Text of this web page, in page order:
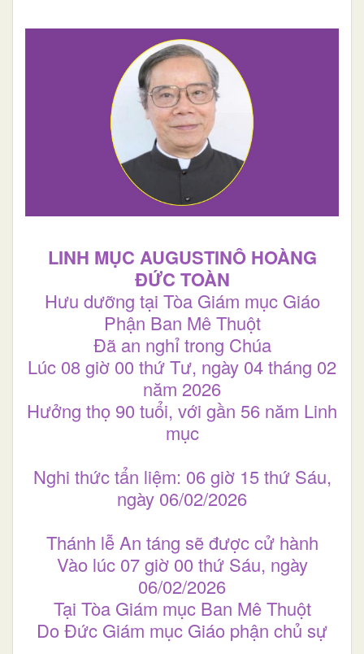
LINH MỤC AUGUSTINÔ HOÀNG
ĐỨC TOÀN
Hưu dưỡng tại Tòa Giám mục Giáo
Phận Ban Mê Thuột
Đã an nghỉ trong Chúa
Lúc 08 giờ 00 thứ Tư, ngày 04 tháng 02
năm 2026
Hưởng thọ 90 tuổi, với gần 56 năm Linh
mục
Nghi thức tẩn liệm: 06 giờ 15 thứ Sáu,
ngày 06/02/2026
Thánh lễ An táng sẽ được cử hành
Vào lúc 07 giờ 00 thứ Sáu, ngày
06/02/2026
Tại Tòa Giám mục Ban Mê Thuột
Do Đức Giám mục Giáo phận chủ sự